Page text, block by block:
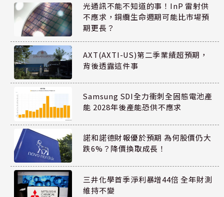
光通訊不能不知道的事！InP 雷射供
不應求，銅纜生命週期可能比市場預
期更長？
AXT(AXTI-US)第二季業績超預期，
背後透露這件事
Samsung SDI全力衝刺全固態電池產
能 2028年後產能恐供不應求
諾和諾德財報優於預期 為何股價仍大
跌6%？降價換取成長！
三井化學首季淨利暴增44倍 全年財測
維持不變